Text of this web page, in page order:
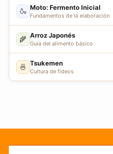
🍶 Moto: Fermento Inicial
Fundamentos de la elaboración
🌾 Arroz Japonés
Guía del alimento básico
🍜 Tsukemen
Cultura de fideos